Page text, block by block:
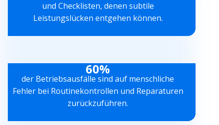
und Checklisten, denen subtile
Leistungslücken entgehen können.
60%
der Betriebsausfälle sind auf menschliche
Fehler bei Routinekontrollen und Reparaturen
zurückzuführen.